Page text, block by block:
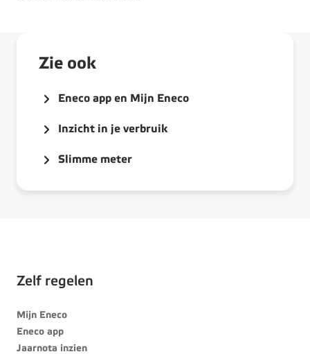
Zie ook
Eneco app en Mijn Eneco
Inzicht in je verbruik
Slimme meter
Zelf regelen
Mijn Eneco
Eneco app
Jaarnota inzien